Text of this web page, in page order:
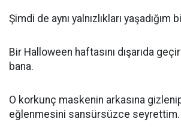
Şimdi de aynı yalnızlıkları yaşadığım
Bir Halloween haftasını dışarıda
bana.
O korkunç maskenin arkasına
eğlenmesini sansürsüzce seyrettim.